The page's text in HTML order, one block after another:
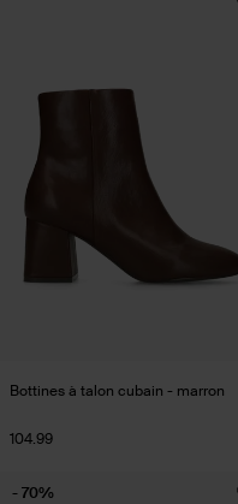
Bottines à talon cubain - marron
104.99
- 70%